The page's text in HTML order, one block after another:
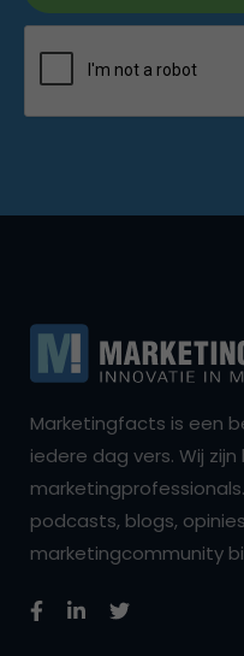
Marketingfacts is een
iedere dag vers. Wij
podcasts, blogs,
marketingcommunity